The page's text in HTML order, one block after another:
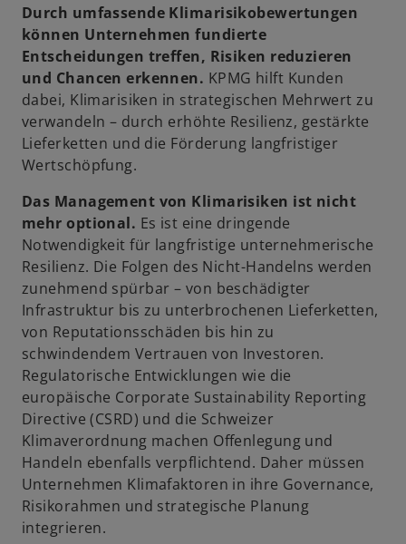
Durch umfassende Klimarisikobewertungen
können Unternehmen fundierte
Entscheidungen treffen, Risiken reduzieren
und Chancen erkennen. KPMG hilft Kunden
dabei, Klimarisiken in strategischen Mehrwert zu
verwandeln – durch erhöhte Resilienz, gestärkte
Lieferketten und die Förderung langfristiger
Wertschöpfung.
Das Management von Klimarisiken ist nicht
mehr optional. Es ist eine dringende
Notwendigkeit für langfristige unternehmerische
Resilienz. Die Folgen des Nicht-Handelns werden
zunehmend spürbar – von beschädigter
Infrastruktur bis zu unterbrochenen Lieferketten,
von Reputationsschäden bis hin zu
schwindendem Vertrauen von Investoren.
Regulatorische Entwicklungen wie die
europäische Corporate Sustainability Reporting
Directive (CSRD) und die Schweizer
Klimaverordnung machen Offenlegung und
Handeln ebenfalls verpflichtend. Daher müssen
Unternehmen Klimafaktoren in ihre Governance,
Risikorahmen und strategische Planung
integrieren.